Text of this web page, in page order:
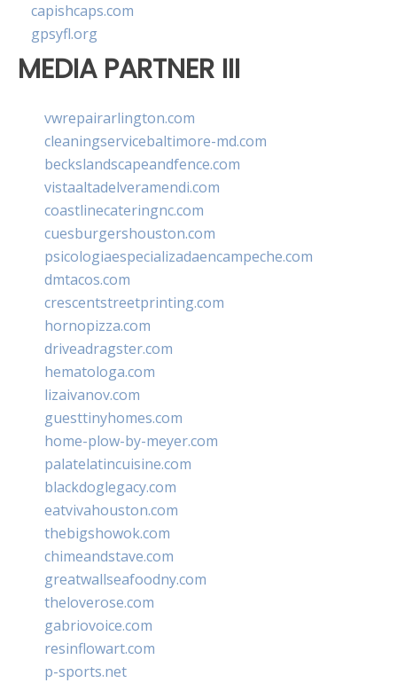
capishcaps.com
gpsyfl.org
MEDIA PARTNER III
vwrepairarlington.com
cleaningservicebaltimore-md.com
beckslandscapeandfence.com
vistaaltadelveramendi.com
coastlinecateringnc.com
cuesburgershouston.com
psicologiaespecializadaencampeche.com
dmtacos.com
crescentstreetprinting.com
hornopizza.com
driveadragster.com
hematologa.com
lizaivanov.com
guesttinyhomes.com
home-plow-by-meyer.com
palatelatincuisine.com
blackdoglegacy.com
eatvivahouston.com
thebigshowok.com
chimeandstave.com
greatwallseafoodny.com
theloverose.com
gabriovoice.com
resinflowart.com
p-sports.net